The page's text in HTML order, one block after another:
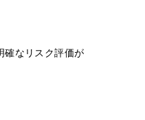
確なリスク評価が